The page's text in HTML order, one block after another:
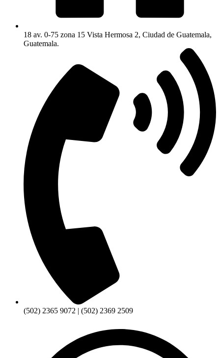
18 av. 0-75 zona 15 Vista Hermosa 2, Ciudad de Guatemala,
Guatemala.
(502) 2365 9072 | (502) 2369 2509